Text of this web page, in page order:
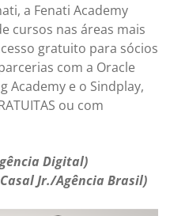
a Fenati Academy
cursos nas áreas mais
gratuito para sócios
com a Oracle
Academy e o Sindplay,
ou com
Digital)
Jr./Agência Brasil)